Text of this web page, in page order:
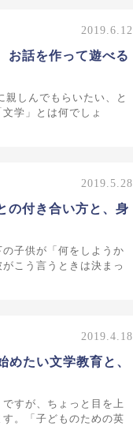
2019.6.12
話を作って遊べる
親しんでもらいたい、と
学」とは何でしょ
2019.5.28
の付き合い方と、身
子供が「何をしようか
こう言うときは決まっ
2019.4.18
たい文学教育と、
すが、ちょっと目を上
。「子どものための英